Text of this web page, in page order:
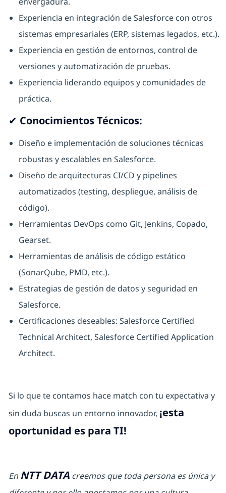
Experiencia en integración de Salesforce con otros
sistemas empresariales (ERP, sistemas legados, etc.).
Experiencia en gestión de entornos, control de
versiones y automatización de pruebas.
Experiencia liderando equipos y comunidades de
práctica.
✔ Conocimientos Técnicos:
Diseño e implementación de soluciones técnicas
robustas y escalables en Salesforce.
Diseño de arquitecturas CI/CD y pipelines
automatizados (testing, despliegue, análisis de
código).
Herramientas DevOps como Git, Jenkins, Copado,
Gearset.
Herramientas de análisis de código estático
(SonarQube, PMD, etc.).
Estrategias de gestión de datos y seguridad en
Salesforce.
Certificaciones deseables: Salesforce Certified
Technical Architect, Salesforce Certified Application
Architect.
Si lo que te contamos hace match con tu expectativa y
sin duda buscas un entorno innovador, ¡esta
oportunidad es para TI!
En NTT DATAcreemos que toda persona es única y